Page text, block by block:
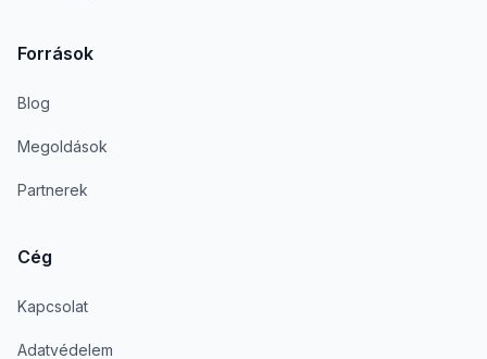
Források
Blog
Megoldások
Partnerek
Cég
Kapcsolat
Adatvédelem